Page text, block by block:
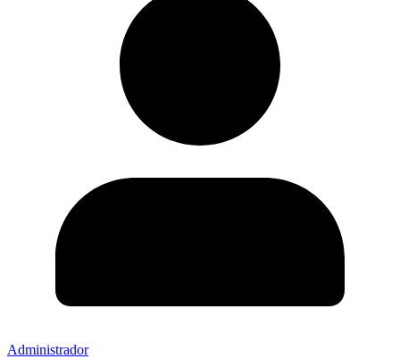
Administrador